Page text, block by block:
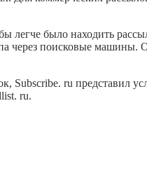
легче было находить
через поисковые машины.
Subscribe. ru представил
ru.